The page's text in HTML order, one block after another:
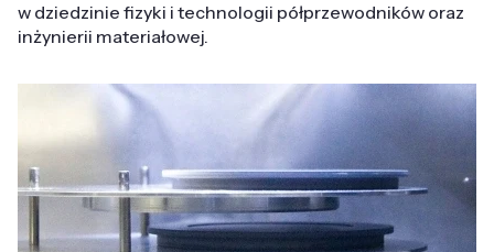
w dziedzinie fizyki i technologii półprzewodników oraz
inżynierii materiałowej.